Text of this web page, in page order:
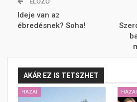
Ideje van az
ébredésnek? Soha!
AKÁR EZ IS TETSZHET
HAZAI HAZAI